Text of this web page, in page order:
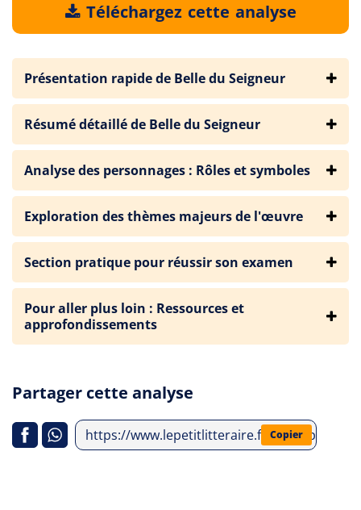
Téléchargez cette analyse
Présentation rapide de Belle du Seigneur
Résumé détaillé de Belle du Seigneur
Analyse des personnages : Rôles et symboles
Exploration des thèmes majeurs de l'œuvre
Section pratique pour réussir son examen
Pour aller plus loin : Ressources et
approfondissements
Partager cette analyse
https://www.lepetitlitteraire.fr/index.php/
Copier